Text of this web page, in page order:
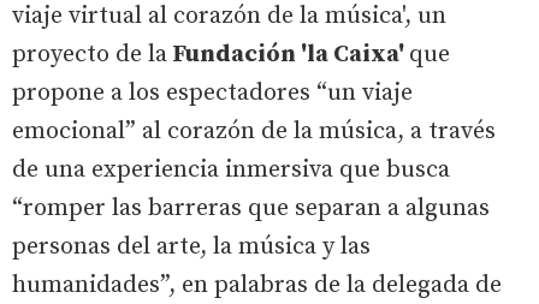
viaje virtual al corazón de la música', un
proyecto de la Fundación 'la Caixa' que
propone a los espectadores “un viaje
emocional” al corazón de la música, a través
de una experiencia inmersiva que busca
“romper las barreras que separan a algunas
personas del arte, la música y las
humanidades”, en palabras de la delegada de